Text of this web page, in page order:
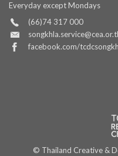
Everyday except Mondays
(66)74 317 000
facebook.com/
© Thailand Creative &